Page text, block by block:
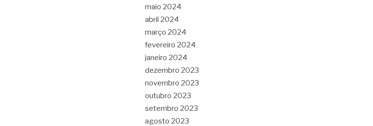
maio 2024
abril 2024
março 2024
fevereiro 2024
janeiro 2024
dezembro 2023
novembro 2023
outubro 2023
setembro 2023
agosto 2023